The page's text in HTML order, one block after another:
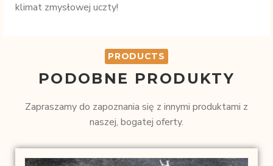
klimat zmysłowej uczty!
PRODUCTS
PODOBNE PRODUKTY
Zapraszamy do zapoznania się z innymi produktami z
naszej, bogatej oferty.